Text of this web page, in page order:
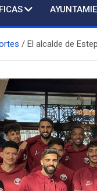
El alcalde de